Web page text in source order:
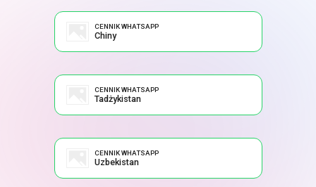
CENNIK WHATSAPP
Chiny
CENNIK WHATSAPP
Tadżykistan
CENNIK WHATSAPP
Uzbekistan